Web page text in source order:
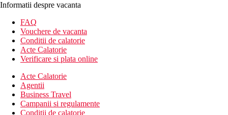
Informatii despre vacanta
FAQ
Vouchere de vacanta
Conditii de calatorie
Acte Calatorie
Verificare si plata online
Acte Calatorie
Agentii
Business Travel
Campanii si regulamente
Conditii de calatorie